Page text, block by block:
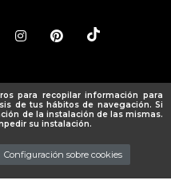
para recopilar información para
de tus hábitos de navegación. Si
de la instalación de las mismas.
su instalación.
Configuración sobre cookies
los derechos reservados. D&D by
Teinor